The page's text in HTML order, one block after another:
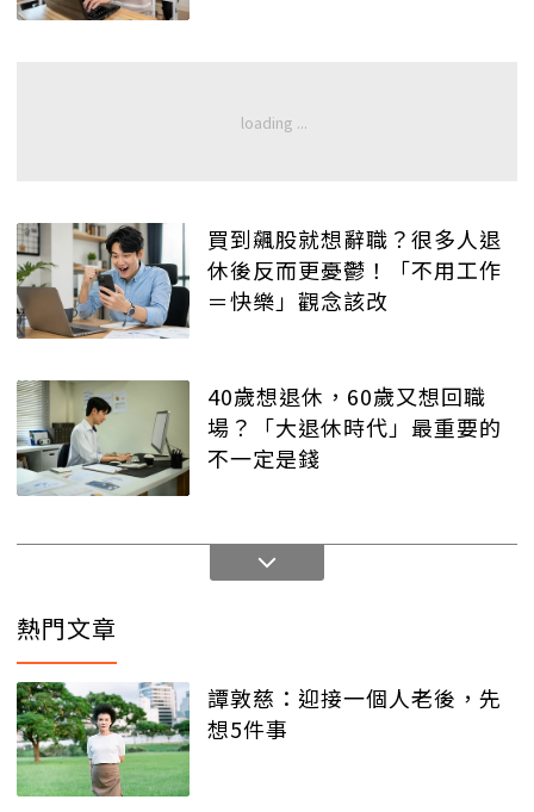
買到飆股就想辭職？很多人退
休後反而更憂鬱！「不用工作
＝快樂」觀念該改
40歲想退休，60歲又想回職
場？「大退休時代」最重要的
不一定是錢
熱門文章
譚敦慈：迎接一個人老後，先
想5件事